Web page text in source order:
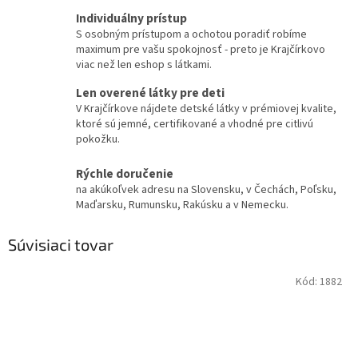
Individuálny prístup
S osobným prístupom a ochotou poradiť robíme
maximum pre vašu spokojnosť - preto je Krajčírkovo
viac než len eshop s látkami.
Len overené látky pre deti
V Krajčírkove nájdete detské látky v prémiovej kvalite,
ktoré sú jemné, certifikované a vhodné pre citlivú
pokožku.
Rýchle doručenie
na akúkoľvek adresu na Slovensku, v Čechách, Poľsku,
Maďarsku, Rumunsku, Rakúsku a v Nemecku.
Súvisiaci tovar
Kód: 1882